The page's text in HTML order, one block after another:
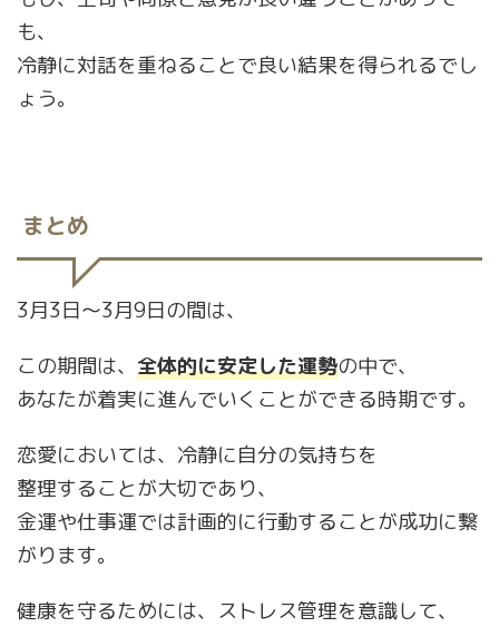
も、
冷静に対話を重ねることで良い結果を得られるでし
ょう。
まとめ
3月3日〜3月9日の間は、
この期間は、 全体的に安定した運勢の中で、
あなたが着実に進んでいくことができる時期です。
恋愛においては、冷静に自分の気持ちを
整理することが大切であり、
金運や仕事運では計画的に行動することが成功に繋
がります。
健康を守るためには、ストレス管理を意識して、